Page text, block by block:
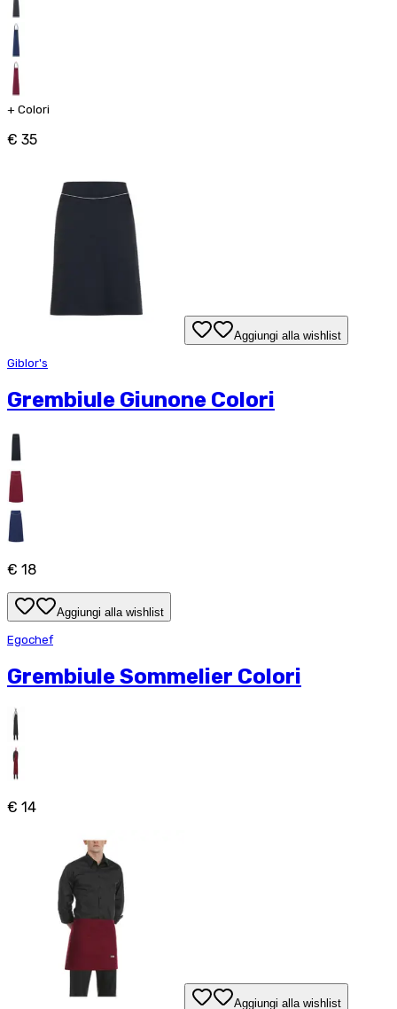
+ Colori
€ 35
Aggiungi alla wishlist
Giblor's
Grembiule Giunone Colori
€ 18
Aggiungi alla wishlist
Egochef
Grembiule Sommelier Colori
€ 14
Aggiungi alla wishlist